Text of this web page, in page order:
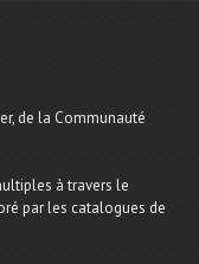
de la Communauté
à travers le
par les catalogues de